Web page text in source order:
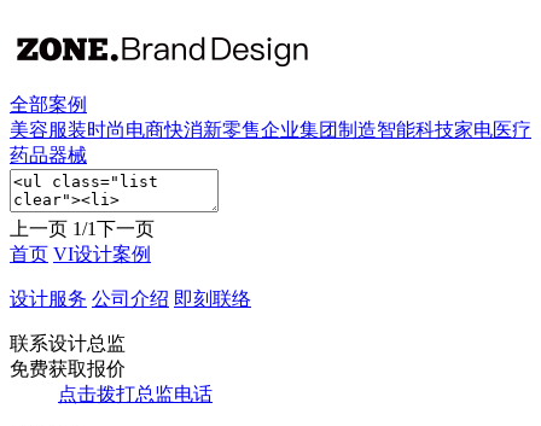
全部案例
美容服装时尚电商快消新零售企业集团制造智能科技家电医疗
药品器械
上一页 1/1下一页
首页 VI设计案例
设计服务 公司介绍 即刻联络
联系设计总监
免费获取报价
点击拨打总监电话